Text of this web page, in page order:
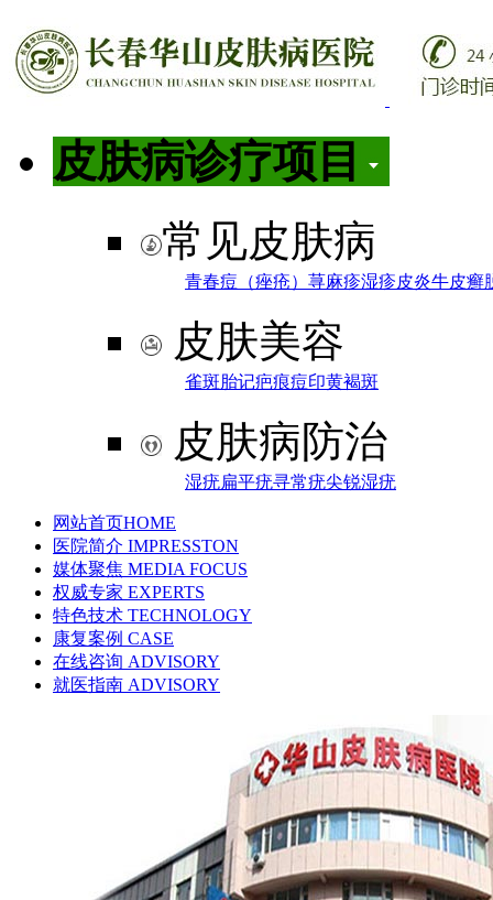
皮肤病诊疗项目
常见皮肤病
青春痘（痤疮） 荨麻疹湿疹皮炎牛皮癣
皮肤美容
雀斑胎记疤痕痘印黄褐斑
皮肤病防治
湿疣扁平疣寻常疣尖锐湿疣
网站首页HOME
医院简介 IMPRESSTON
媒体聚焦 MEDIA FOCUS
权威专家 EXPERTS
特色技术 TECHNOLOGY
康复案例 CASE
在线咨询 ADVISORY
就医指南 ADVISORY